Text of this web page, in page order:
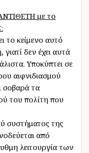
με το
το κείμενο αυτό
δεν έχει αυτά
Υποκύπτει σε
αιφνιδιασμού
σοβαρά τα
του πολίτη που
συστήματος της
από
λειτουργία των